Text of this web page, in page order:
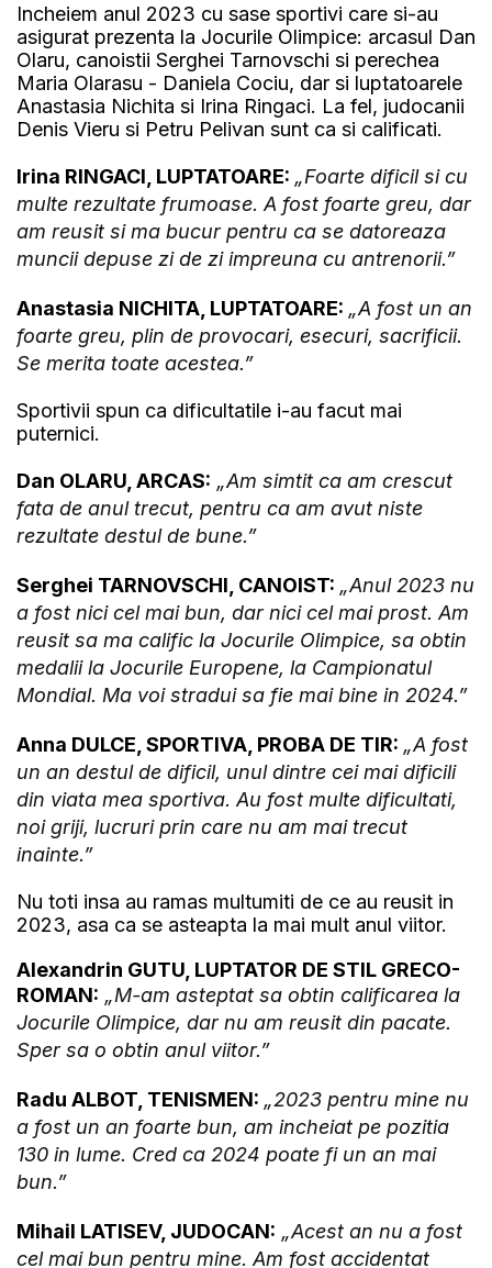
Incheiem anul 2023 cu sase sportivi care si-au
asigurat prezenta la Jocurile Olimpice: arcasul Dan
Olaru, canoistii Serghei Tarnovschi si perechea
Maria Olarasu - Daniela Cociu, dar si luptatoarele
Anastasia Nichita si Irina Ringaci. La fel, judocanii
Denis Vieru si Petru Pelivan sunt ca si calificati.
Irina RINGACI, LUPTATOARE: „Foarte dificil si cu
multe rezultate frumoase. A fost foarte greu, dar
am reusit si ma bucur pentru ca se datoreaza
muncii depuse zi de zi impreuna cu antrenorii.”
Anastasia NICHITA, LUPTATOARE: „A fost un an
foarte greu, plin de provocari, esecuri, sacrificii.
Se merita toate acestea.”
Sportivii spun ca dificultatile i-au facut mai
puternici.
Dan OLARU, ARCAS: „Am simtit ca am crescut
fata de anul trecut, pentru ca am avut niste
rezultate destul de bune.”
Serghei TARNOVSCHI, CANOIST: „Anul 2023 nu
a fost nici cel mai bun, dar nici cel mai prost. Am
reusit sa ma calific la Jocurile Olimpice, sa obtin
medalii la Jocurile Europene, la Campionatul
Mondial. Ma voi stradui sa fie mai bine in 2024.”
Anna DULCE, SPORTIVA, PROBA DE TIR: „A fost
un an destul de dificil, unul dintre cei mai dificili
din viata mea sportiva. Au fost multe dificultati,
noi griji, lucruri prin care nu am mai trecut
inainte.”
Nu toti insa au ramas multumiti de ce au reusit in
2023, asa ca se asteapta la mai mult anul viitor.
Alexandrin GUTU, LUPTATOR DE STIL GRECO-
ROMAN: „M-am asteptat sa obtin calificarea la
Jocurile Olimpice, dar nu am reusit din pacate.
Sper sa o obtin anul viitor.”
Radu ALBOT, TENISMEN: „2023 pentru mine nu
a fost un an foarte bun, am incheiat pe pozitia
130 in lume. Cred ca 2024 poate fi un an mai
bun.”
Mihail LATISEV, JUDOCAN: „Acest an nu a fost
cel mai bun pentru mine. Am fost accidentat